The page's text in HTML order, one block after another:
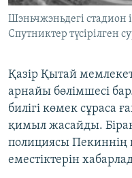
Шэньчжэньдегі стадион
Спутниктер түсірілген
Қазір Қытай
арнайы бөлімшесі
билігі көмек сұраса
қимыл жасайды.
полициясы Пекиннің
еместіктерін